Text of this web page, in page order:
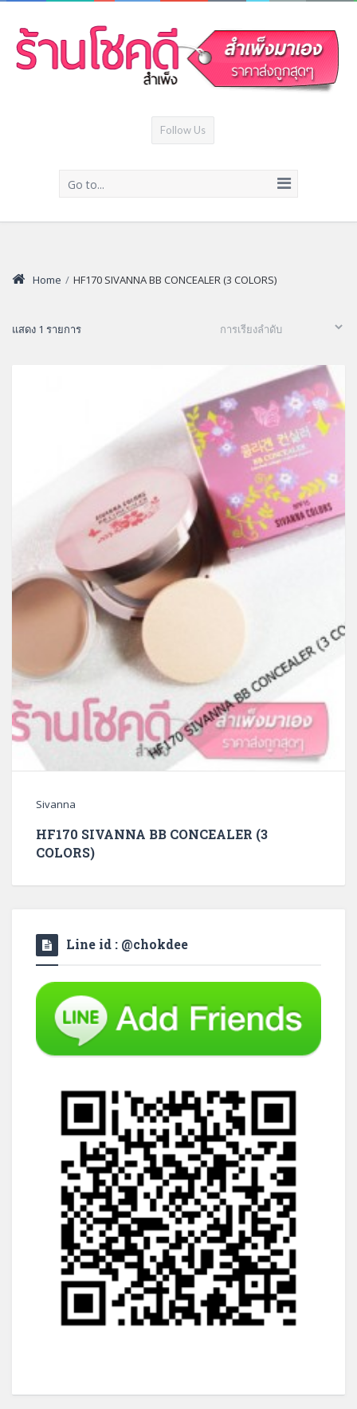
Follow Us
Go to...
Home / HF170 SIVANNA BB CONCEALER (3 COLORS)
แสดง 1 รายการ
Sivanna
HF170 SIVANNA BB CONCEALER (3
COLORS)
Line id : @chokdee